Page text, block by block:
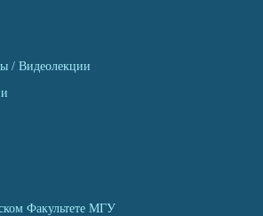
/ Видеолекции
Факультете МГУ